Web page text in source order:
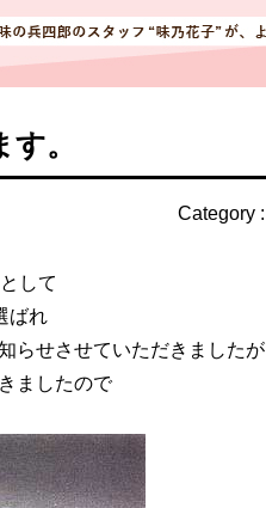
。
Category :
して
ばれ
らせさせていただきましたが
ましたので